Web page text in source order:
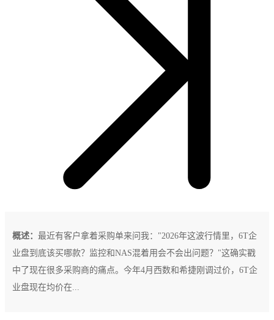
概述： 最近有客户拿着采购单来问我："2026年这波行情里，6T企
业盘到底该买哪款？监控和NAS混着用会不会出问题？"这确实戳
中了现在很多采购商的痛点。今年4月西数和希捷刚调过价，6T企
业盘现在均价在...